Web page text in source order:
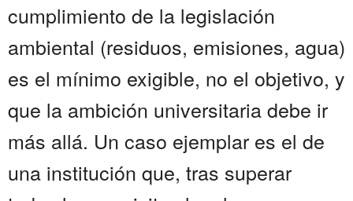
cumplimiento de la legislación
ambiental (residuos, emisiones, agua)
es el mínimo exigible, no el objetivo, y
que la ambición universitaria debe ir
más allá. Un caso ejemplar es el de
una institución que, tras superar